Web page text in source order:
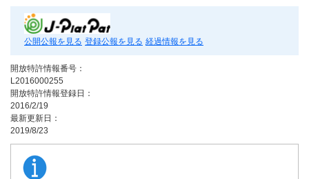
公開公報を見る 登録公報を見る 経過情報を見る
開放特許情報番号：
L2016000255
開放特許情報登録日：
2016/2/19
最新更新日：
2019/8/23